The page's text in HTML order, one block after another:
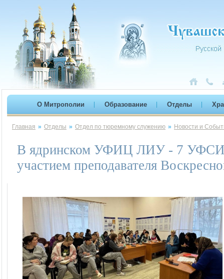
О Митрополии Образование Отделы
Главная » Отделы » Отдел по тюремному служению » Новости и
В ядринском УФИЦ ЛИУ - 7 УФСИН
участием преподавателя